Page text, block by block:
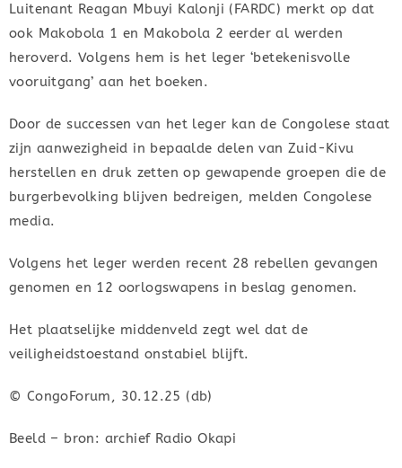
Luitenant Reagan Mbuyi Kalonji (FARDC) merkt op dat
ook Makobola 1 en Makobola 2 eerder al werden
heroverd. Volgens hem is het leger ‘betekenisvolle
vooruitgang’ aan het boeken.
Door de successen van het leger kan de Congolese staat
zijn aanwezigheid in bepaalde delen van Zuid-Kivu
herstellen en druk zetten op gewapende groepen die de
burgerbevolking blijven bedreigen, melden Congolese
media.
Volgens het leger werden recent 28 rebellen gevangen
genomen en 12 oorlogswapens in beslag genomen.
Het plaatselijke middenveld zegt wel dat de
veiligheidstoestand onstabiel blijft.
© CongoForum, 30.12.25 (db)
Beeld – bron: archief Radio Okapi